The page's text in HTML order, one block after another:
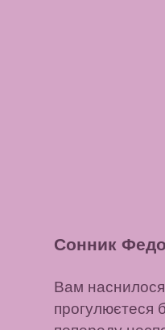
Сонник
Вам
прогулюєтеся